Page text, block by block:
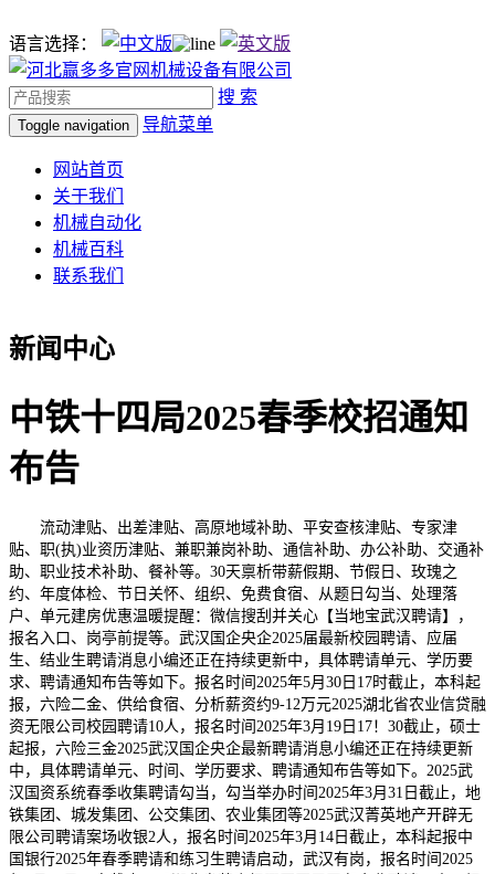
语言选择：
搜 索
Toggle navigation 导航菜单
网站首页
关于我们
机械自动化
机械百科
联系我们
新闻中心
中铁十四局2025春季校招通知
布告
流动津贴、出差津贴、高原地域补助、平安查核津贴、专家津
贴、职(执)业资历津贴、兼职兼岗补助、通信补助、办公补助、交通补
助、职业技术补助、餐补等。30天禀析带薪假期、节假日、玫瑰之
约、年度体检、节日关怀、组织、免费食宿、从题日勾当、处理落
户、单元建房优惠温暖提醒：微信搜刮并关心【当地宝武汉聘请】，
报名入口、岗亭前提等。武汉国企央企2025届最新校园聘请、应届
生、结业生聘请消息小编还正在持续更新中，具体聘请单元、学历要
求、聘请通知布告等如下。报名时间2025年5月30日17时截止，本科起
报，六险二金、供给食宿、分析薪资约9-12万元2025湖北省农业信贷融
资无限公司校园聘请10人，报名时间2025年3月19日17！30截止，硕士
起报，六险三金2025武汉国企央企最新聘请消息小编还正在持续更新
中，具体聘请单元、时间、学历要求、聘请通知布告等如下。2025武
汉国资系统春季收集聘请勾当，勾当举办时间2025年3月31日截止，地
铁集团、城发集团、公交集团、农业集团等2025武汉菁英地产开辟无
限公司聘请案场收银2人，报名时间2025年3月14日截止，本科起报中
国银行2025年春季聘请和练习生聘请启动，武汉有岗，报名时间2025